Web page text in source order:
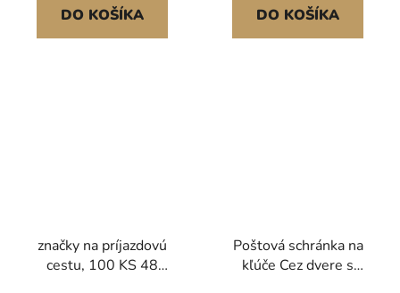
DO KOŠÍKA DO KOŠÍKA
značky na príjazdovú
cestu, 100 KS 48
Poštová schránka na
kľúče Cez dvere s